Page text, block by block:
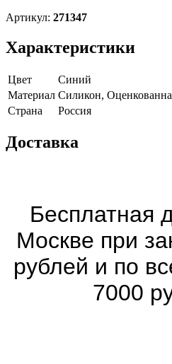
Артикул: 271347
Характеристики
Цвет
Синий
Материал Силикон,
Страна
Россия
Доставка
Бесплатная
Москве при
рублей и по
7000